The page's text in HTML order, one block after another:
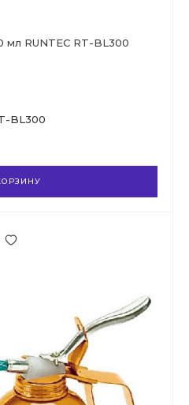
RUNTEC RT-BL300
BL300